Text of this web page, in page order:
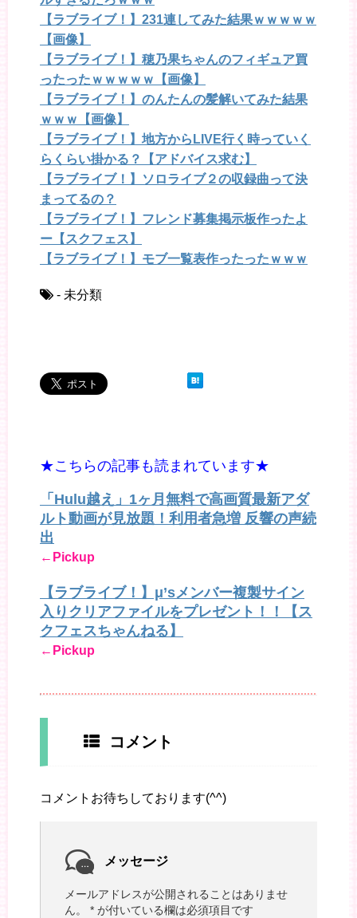
【ラブライブ！】231連してみた結果ｗｗｗｗｗ
【画像】
【ラブライブ！】穂乃果ちゃんのフィギュア買
ったったｗｗｗｗｗ【画像】
【ラブライブ！】のんたんの髪解いてみた結果
ｗｗｗ【画像】
【ラブライブ！】地方からLIVE行く時っていく
らくらい掛かる？【アドバイス求む】
【ラブライブ！】ソロライブ２の収録曲って決
まってるの？
【ラブライブ！】フレンド募集掲示板作ったよ
ー【スクフェス】
【ラブライブ！】モブ一覧表作ったったｗｗｗ
- 未分類
★こちらの記事も読まれています★
「Hulu越え」1ヶ月無料で高画質最新アダ
ルト動画が見放題！利用者急増 反響の声続
出
←Pickup
【ラブライブ！】μ’sメンバー複製サイン
入りクリアファイルをプレゼント！！【ス
クフェスちゃんねる】
←Pickup
コメント
コメントお待ちしております(^^)
メッセージ
メールアドレスが公開されることはありませ
ん。
* が付いている欄は必須項目です